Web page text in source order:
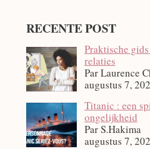
RECENTE POST
Praktische
relaties
Par Laurence
augustus 7,
Titanic : een
ongelijkheid
Par S.Hakima
augustus 7,